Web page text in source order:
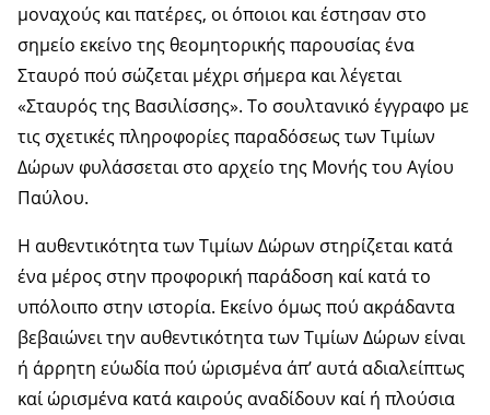
μοναχούς και πατέρες, οι όποιοι και έστησαν στο
σημείο εκείνο της θεομητορικής παρουσίας ένα
Σταυρό πού σώζεται μέχρι σήμερα και λέγεται
«Σταυρός της Βασιλίσσης». Το σουλτανικό έγγραφο με
τις σχετικές πληροφορίες παραδόσεως των Τιμίων
Δώρων φυλάσσεται στο αρχείο της Μονής του Αγίου
Παύλου.
Η αυθεντικότητα των Τιμίων Δώρων στηρίζεται κατά
ένα μέρος στην προφορική παράδοση καί κατά το
υπόλοιπο στην ιστορία. Εκείνο όμως πού ακράδαντα
βεβαιώνει την αυθεντικότητα των Τιμίων Δώρων είναι
ή άρρητη εύωδία πού ώρισμένα άπ’ αυτά αδιαλείπτως
καί ώρισμένα κατά καιρούς αναδίδουν καί ή πλούσια